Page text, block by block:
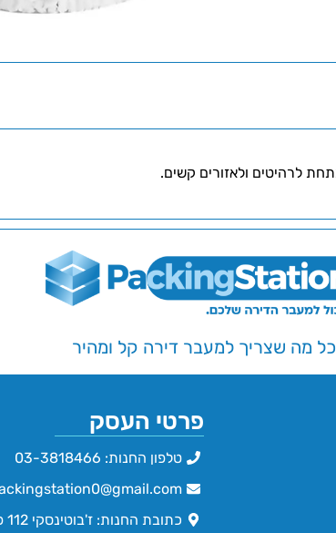
כל מה שצריך למעבר דירה קל ומהיר
פרטי העסק
טלפון החנות: 03-3818466
כתובת החנות: ז'בוטינסקי 112 פתח תקווה